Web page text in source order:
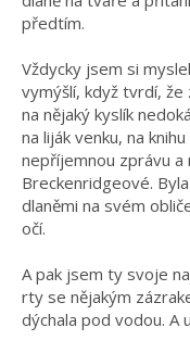
předtím.
Vždycky jsem si
vymýšlí, když tvrdí,
na nějaký kyslík
na liják venku, na
nepříjemnou zprávu
Breckenridgeové.
dlaněmi na svém
očí.
A pak jsem ty svoje
rty se nějakým
dýchala pod vodou. A